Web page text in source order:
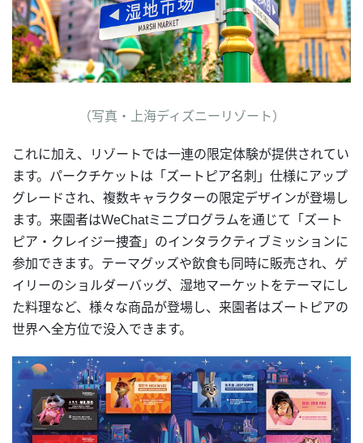
（写真・上海ディズニーリゾート）
これに加え、リゾートでは一連の限定体験が提供されてい
ます。パークチケットは「ズートピア名刺」仕様にアップ
グレードされ、複数キャラクターの限定デザインが登場し
ます。来園者はWeChatミニプログラムを通じて「ズート
ピア・クレイジー捜査」のインタラクティブミッションに
参加できます。テーマグッズや飲食も同時に販売され、ゲ
イリーのショルダーバッグ、湿地マーケットをテーマにし
た料理など、様々な商品が登場し、来園者はズートピアの
世界へ全方位で没入できます。